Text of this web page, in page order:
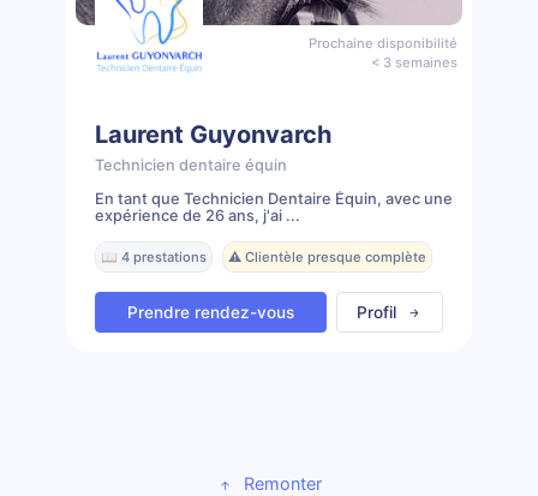
Prochaine disponibilité
< 3 semaines
Laurent Guyonvarch
Technicien dentaire équin
En tant que Technicien Dentaire Équin, avec une
expérience de 26 ans, j'ai ...
📖 4 prestations ⚠️ Clientèle presque complète
Prendre rendez-vous Profil
Remonter